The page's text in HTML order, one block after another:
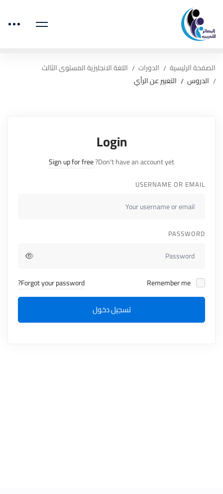
الصفحة الرئيسية الدورات
اللغة الانجليزية المستوى الثالث
الدروس
التعبير عن الرأي
Login
Don't have an account yet?
Sign up for free
USERNAME OR EMAIL
PASSWORD
Forgot your password?
تسجيل دخول